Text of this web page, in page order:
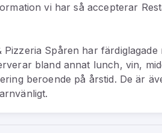
vi har så accepterar
Pizzeria Spåren har
bland annat lunch, vin,
beroende på årstid. De är